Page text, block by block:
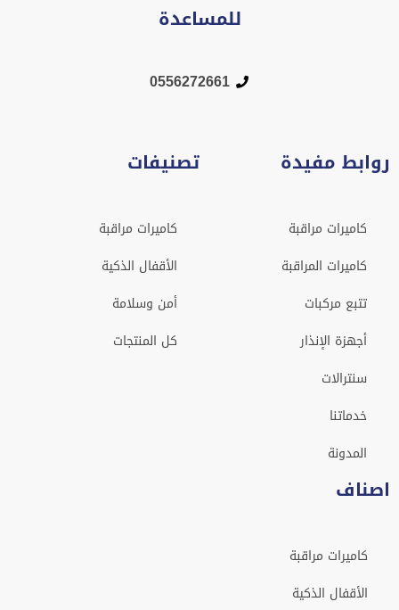
للمساعدة
0556272661
روابط مفيدة
كاميرات مراقبة
كاميرات المراقبة
تتبع مركبات
أجهزة الإنذار
سنترالات
خدماتنا
المدونة
تصنيفات
كاميرات مراقبة
الأقفال الذكية
أمن وسلامة
كل المنتجات
اصناف
كاميرات مراقبة
الأقفال الذكية